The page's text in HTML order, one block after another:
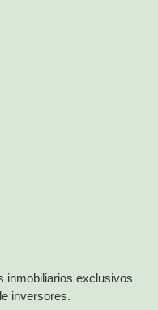
inmobiliarios exclusivos
inversores.